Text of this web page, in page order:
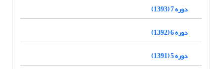
دوره 7 (1393)
دوره 6 (1392)
دوره 5 (1391)